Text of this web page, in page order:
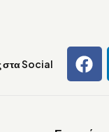
στα Social